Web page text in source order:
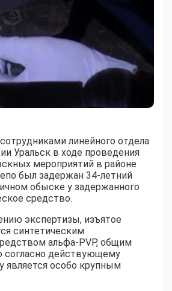
линейного отдела
Уральск в ходе проведения
мероприятий в районе
был задержан 34-летний
обыске у задержанного
средство.
экспертизы, изъятое
синтетическим
альфа-PVP, общим
согласно действующему
является особо крупным